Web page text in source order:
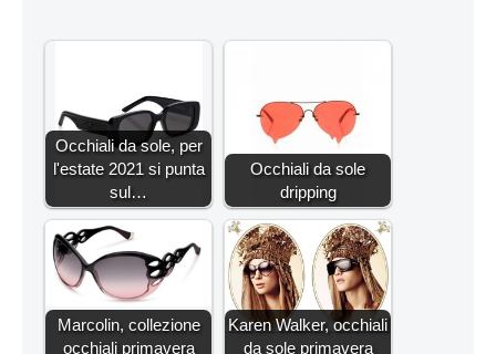
Occhiali da sole, per
l'estate 2021 si punta
sul…
Occhiali da sole
dripping
Marcolin, collezione
occhiali primavera
Karen Walker, occhiali
da sole primavera